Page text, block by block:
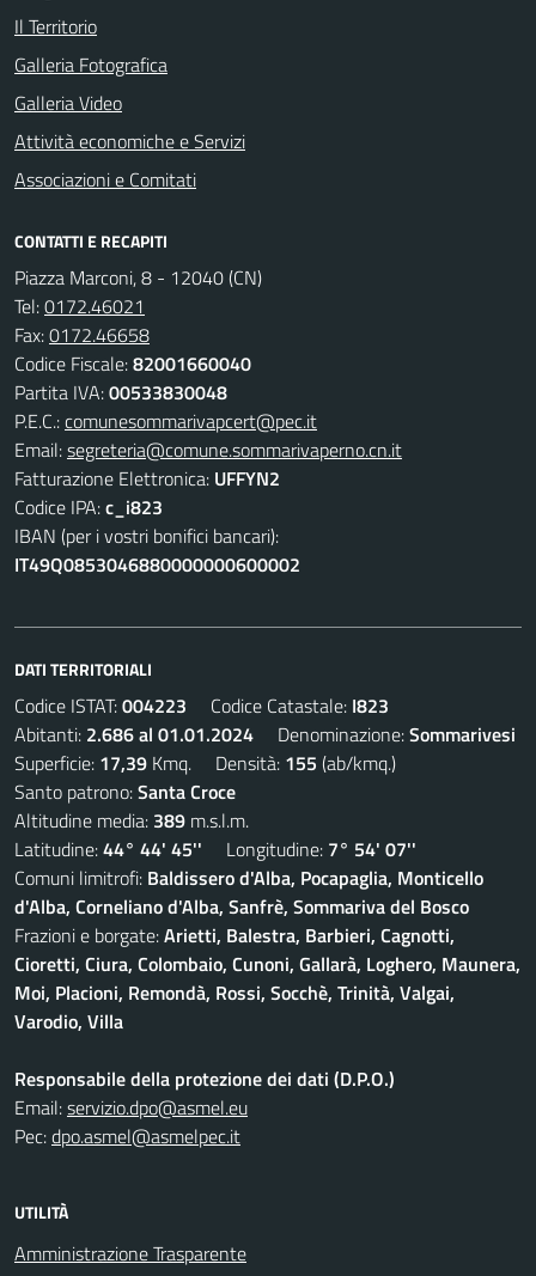
Il Territorio
Galleria Fotografica
Galleria Video
Attività economiche e Servizi
Associazioni e Comitati
CONTATTI E RECAPITI
Piazza Marconi, 8 - 12040 (CN)
Tel:0172.46021
Fax:0172.46658
Codice Fiscale:82001660040
Partita IVA:00533830048
P.E.C.:comunesommarivapcert@pec.it
Email:segreteria@comune.sommarivaperno.cn.it
Fatturazione Elettronica: UFFYN2
Codice IPA:c_i823
IBAN (per i vostri bonifici bancari):
IT49Q0853046880000000600002
DATI TERRITORIALI
Codice ISTAT:004223 Codice Catastale: I823
Abitanti: 2.686 al 01.01.2024 Denominazione:Sommarivesi
Superficie: 17,39 Kmq. Densità: 155 (ab/kmq.)
Santo patrono:Santa Croce
Altitudine media: 389 m.s.l.m.
Latitudine:44° 44' 45'' Longitudine: 7° 54' 07''
Comuni limitrofi: Baldissero d'Alba, Pocapaglia, Monticello
d'Alba, Corneliano d'Alba, Sanfrè, Sommariva del Bosco
Frazioni e borgate:Arietti, Balestra, Barbieri, Cagnotti,
Cioretti, Ciura, Colombaio, Cunoni, Gallarà, Loghero, Maunera,
Moi, Placioni, Remondà, Rossi, Socchè, Trinità, Valgai,
Varodio, Villa
Responsabile della protezione dei dati (D.P.O.)
Email:servizio.dpo@asmel.eu
Pec:dpo.asmel@asmelpec.it
UTILITÀ
Amministrazione Trasparente